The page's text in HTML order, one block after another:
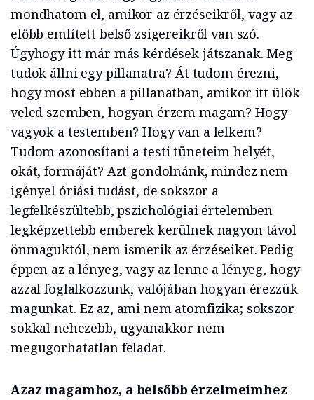
mondhatom el, amikor az érzéseikről, vagy az
előbb említett belső zsigereikről van szó.
Úgyhogy itt már más kérdések játszanak. Meg
tudok állni egy pillanatra? Át tudom érezni,
hogy most ebben a pillanatban, amikor itt ülök
veled szemben, hogyan érzem magam? Hogy
vagyok a testemben? Hogy van a lelkem?
Tudom azonosítani a testi tüneteim helyét,
okát, formáját? Azt gondolnánk, mindez nem
igényel óriási tudást, de sokszor a
legfelkészültebb, pszichológiai értelemben
legképzettebb emberek kerülnek nagyon távol
önmaguktól, nem ismerik az érzéseiket. Pedig
éppen az a lényeg, vagy az lenne a lényeg, hogy
azzal foglalkozzunk, valójában hogyan érezzük
magunkat. Ez az, ami nem atomfizika; sokszor
sokkal nehezebb, ugyanakkor nem
megugorhatatlan feladat.
Azaz magamhoz, a belsőbb érzelmeimhez